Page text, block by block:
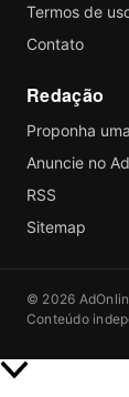
Termos de
Contato
Redação
Proponha
Anuncie no
RSS
Sitemap
© 2026
Conteúdo
Rolar